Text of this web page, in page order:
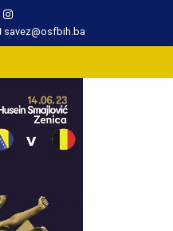
savez@osfbih.ba